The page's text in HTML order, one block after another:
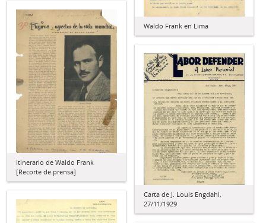
Waldo Frank en Lima
Itinerario de Waldo Frank
[Recorte de prensa]
Carta de J. Louis Engdahl,
27/11/1929